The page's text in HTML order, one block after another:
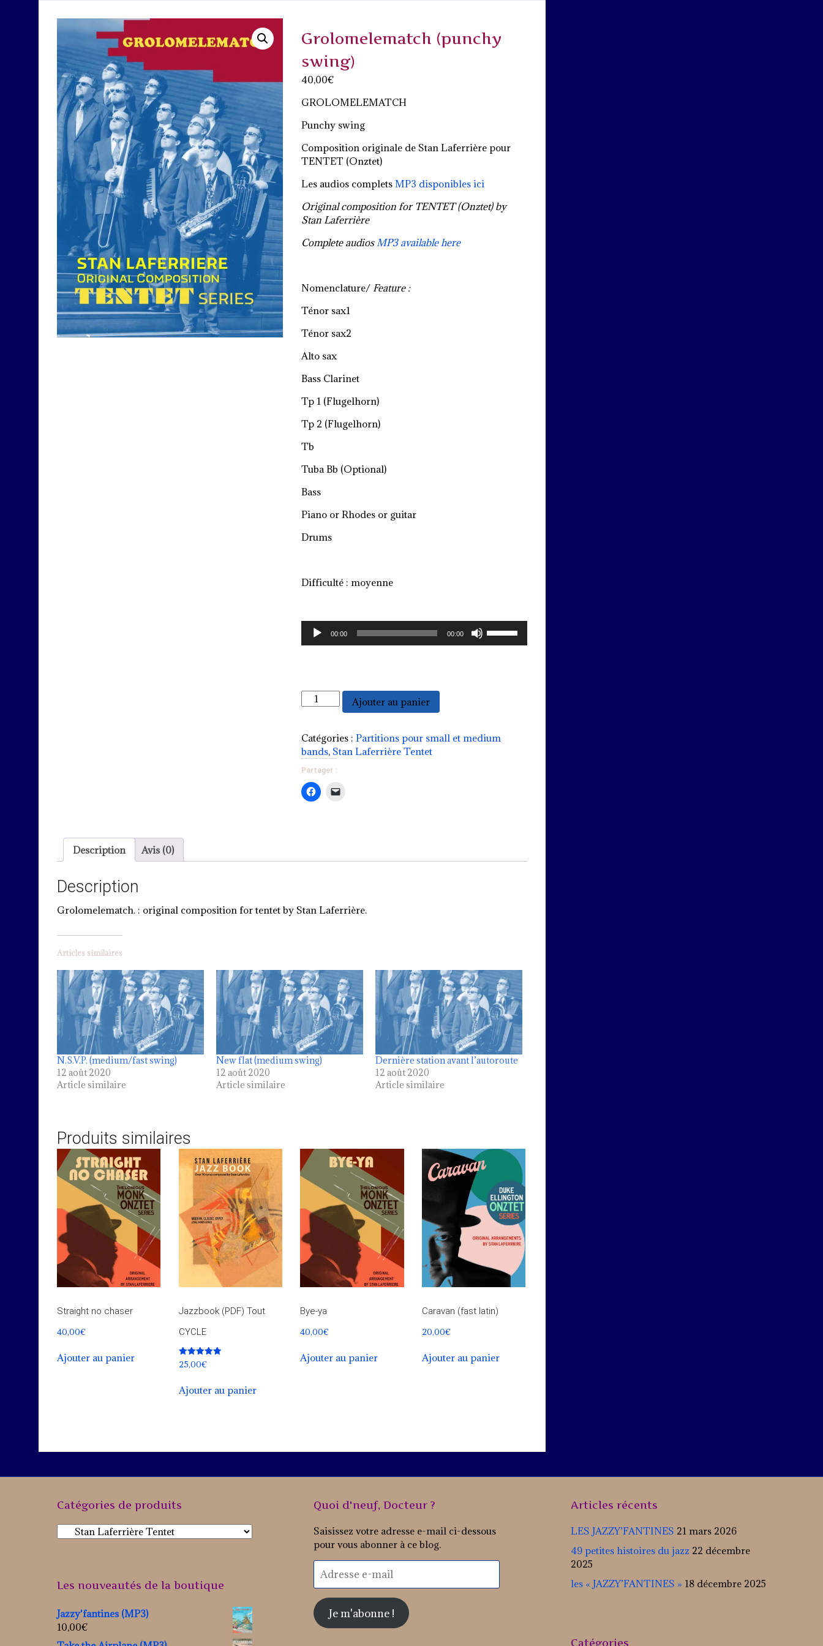
Grolomelematch (punchy
swing)
40,00€
GROLOMELEMATCH
Punchy swing
Composition originale de Stan Laferrière pour
TENTET (Onztet)
Les audios completsMP3 disponibles ici
Original composition for TENTET (Onztet) by
Stan Laferrière
Complete audiosMP3 available here
Nomenclature/Feature :
Ténor sax1
Ténor sax2
Alto sax
Bass Clarinet
Tp 1 (Flugelhorn)
Tp 2 (Flugelhorn)
Tb
Tuba Bb (Optional)
Bass
Piano or Rhodes or guitar
Drums
Difficulté : moyenne
Lecteur
audio
00:00 00:00
le
quantité
de
(punchy
swing)
Ajouter au panier
Catégories :Partitions pour small et medium
bands, Stan Laferrière Tentet
Partager :
Description Avis (0)
Description
Grolomelematch. : original composition for tentet by Stan Laferrière.
Articles similaires
N.S.V.P. (medium/fast swing)
12 août 2020
Article similaire
New flat (medium swing)
12 août 2020
Article similaire
Dernière station avant l’autoroute
12 août 2020
Article similaire
Produits similaires
Straight no chaser
40,00€
Ajouter au panier
Jazzbook (PDF) Tout
CYCLE
Note
5.00
25,00€
Ajouter au panier
Bye-ya
40,00€
Ajouter au panier
Caravan (fast latin)
20,00€
Ajouter au panier
Catégories de produits
Les nouveautés de la boutique
Jazzy'fantines (MP3)
10,00€
Quoi d'neuf, Docteur ?
Saisissez votre adresse e-mail ci-dessous
pour vous abonner à ce blog.
e-
Je m'abonne !
Articles récents
LES JAZZY’FANTINES 21 mars 2026
49 petites histoires du jazz 22 décembre
2025
les « JAZZY’FANTINES » 18 décembre 2025
Catégories